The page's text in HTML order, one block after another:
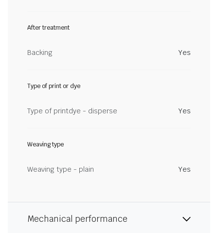
After treatment
Backing Yes
Type of print or dye
Type of printdye - disperse Yes
Weaving type
Weaving type - plain Yes
Mechanical performance